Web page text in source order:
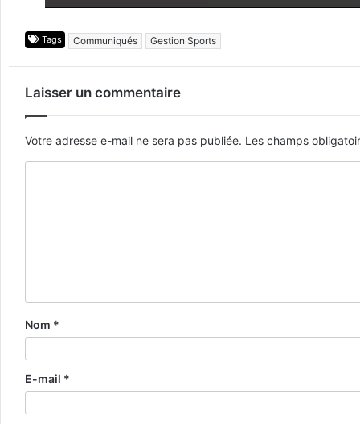
Tags Communiqués Gestion Sports
Laisser un commentaire
Votre adresse e-mail ne sera pas publiée. Les champs
Nom *
E-mail *